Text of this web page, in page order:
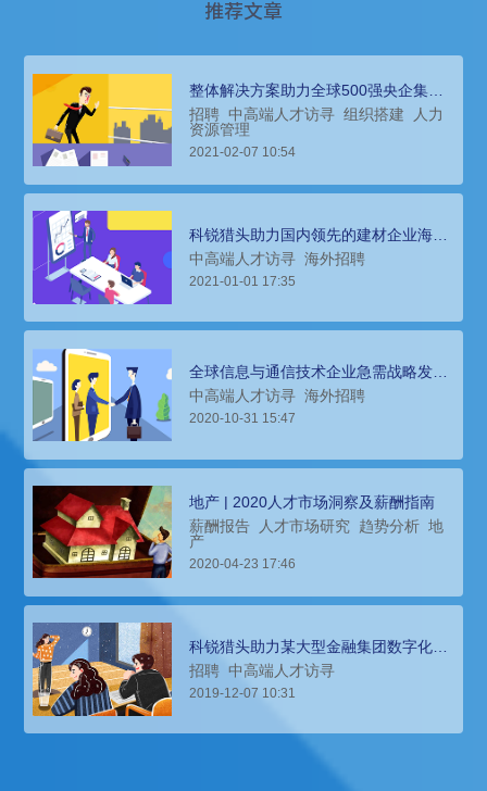
推荐文章
整体解决方案助力全球500强央企集团
旗下地产公司，进军千亿级梯队
招聘 中高端人才访寻 组织搭建
人力
资源管理
2021-02-07 10:54
科锐猎头助力国内领先的建材企业海外
招聘人才，推动业务发展
中高端人才访寻 海外招聘
2021-01-01 17:35
全球信息与通信技术企业急需战略发展
人才，科锐猎头来帮忙
中高端人才访寻 海外招聘
2020-10-31 15:47
地产 | 2020人才市场洞察及薪酬指南
薪酬报告
人才市场研究 趋势分析 地
产
2020-04-23 17:46
科锐猎头助力某大型金融集团数字化高
管、顶级专家团队搭建
招聘 中高端人才访寻
2019-12-07 10:31